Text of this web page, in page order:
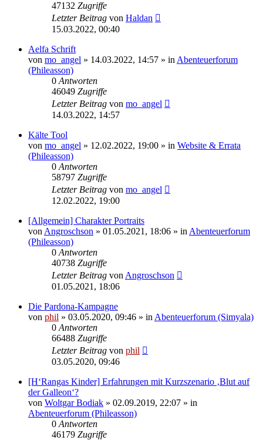
47132 Zugriffe
Letzter Beitrag von Haldan
15.03.2022, 00:40
Aelfa Schrift
von mo_angel » 14.03.2022, 14:57 » in Abenteuerforum
(Phileasson)
0 Antworten
46049 Zugriffe
Letzter Beitrag von mo_angel
14.03.2022, 14:57
Kälte Tool
von mo_angel » 12.02.2022, 19:00 » in Website & Errata
(Phileasson)
0 Antworten
58797 Zugriffe
Letzter Beitrag von mo_angel
12.02.2022, 19:00
[Allgemein] Charakter Portraits
von Angroschson » 01.05.2021, 18:06 » in Abenteuerforum
(Phileasson)
0 Antworten
40738 Zugriffe
Letzter Beitrag von Angroschson
01.05.2021, 18:06
Die Pardona-Kampagne
von phil » 03.05.2020, 09:46 » in Abenteuerforum (Simyala)
0 Antworten
66488 Zugriffe
Letzter Beitrag von phil
03.05.2020, 09:46
[H‘Rangas Kinder] Erfahrungen mit Kurzszenario ‚Blut auf
der Galleon‘?
von Woltgar Bodiak » 02.09.2019, 22:07 » in
Abenteuerforum (Phileasson)
0 Antworten
46179 Zugriffe